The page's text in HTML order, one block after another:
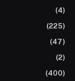
(4)
(225)
(47)
(2)
(400)